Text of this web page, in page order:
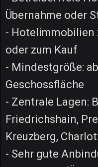
Übernahme oder
-
oder zum Kauf
- Mindestgröße:
Geschossfläche
- Zentrale Lagen:
Friedrichshain,
Kreuzberg,
- Sehr gute